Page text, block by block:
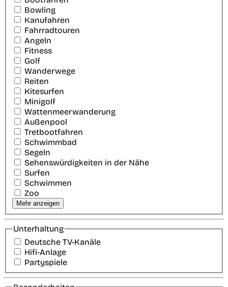
Bowling
Kanufahren
Fahrradtouren
Angeln
Fitness
Golf
Wanderwege
Reiten
Kitesurfen
Minigolf
Wattenmeerwanderung
Außenpool
Tretbootfahren
Schwimmbad
Segeln
Sehenswürdigkeiten in der Nähe
Surfen
Schwimmen
Zoo
Mehr anzeigen
Unterhaltung
Deutsche TV-Kanäle
Hifi-Anlage
Partyspiele